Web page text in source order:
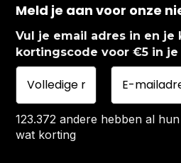
Meld je aan voor onze
Vul je email adres in en
kortingscode voor €5 in je
123.372 andere hebben al
wat korting